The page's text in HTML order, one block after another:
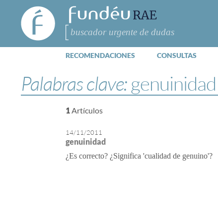
FundéuRAE
- Fundación
del Español
Urgente
Buscar
RECOMENDACIONES CONSULTAS
Palabras clave:genuinidad
1Artículos
14/11/2011
genuinidad
¿Es correcto? ¿Significa 'cualidad de genuino'?